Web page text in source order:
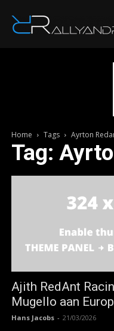
Home Tags Ayrton
Tag:
Ajith RedAnt
Mugello aan
Hans Jacobs - 21/03/2026